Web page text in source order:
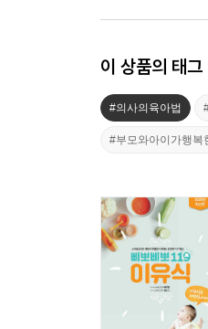
이 상품의 태그
#의사의육아법
#부모와아이가행복